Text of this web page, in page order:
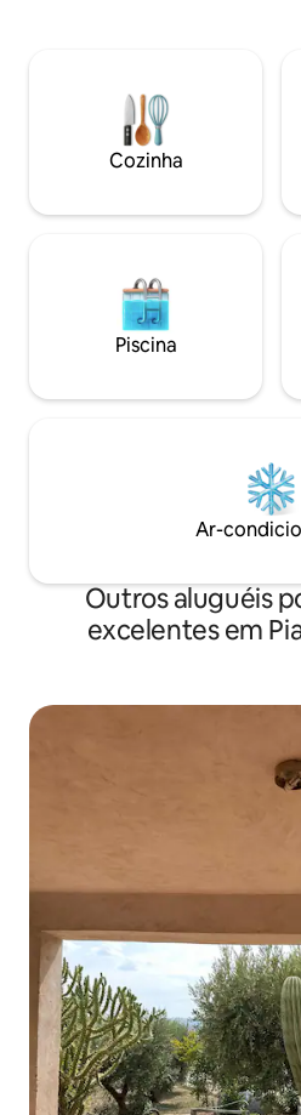
musical, bem como um local
para passeios de bicicleta.
de veículos elétricos disponível
demanda.Cozinha
Piscina
Ar-
Outros aluguéis
excelentes em